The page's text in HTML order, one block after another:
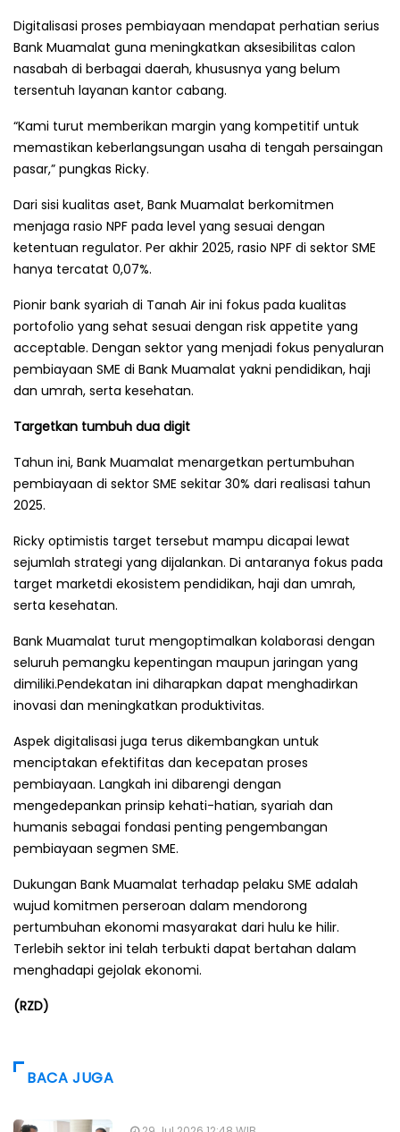
Digitalisasi proses pembiayaan mendapat perhatian serius
Bank Muamalat guna meningkatkan aksesibilitas calon
nasabah di berbagai daerah, khususnya yang belum
tersentuh layanan kantor cabang.
“Kami turut memberikan margin yang kompetitif untuk
memastikan keberlangsungan usaha di tengah persaingan
pasar,” pungkas Ricky.
Dari sisi kualitas aset, Bank Muamalat berkomitmen
menjaga rasio NPF pada level yang sesuai dengan
ketentuan regulator. Per akhir 2025, rasio NPF di sektor SME
hanya tercatat 0,07%.
Pionir bank syariah di Tanah Air ini fokus pada kualitas
portofolio yang sehat sesuai dengan risk appetite yang
acceptable. Dengan sektor yang menjadi fokus penyaluran
pembiayaan SME di Bank Muamalat yakni pendidikan, haji
dan umrah, serta kesehatan.
Targetkan tumbuh dua digit
Tahun ini, Bank Muamalat menargetkan pertumbuhan
pembiayaan di sektor SME sekitar 30% dari realisasi tahun
2025.
Ricky optimistis target tersebut mampu dicapai lewat
sejumlah strategi yang dijalankan. Di antaranya fokus pada
target marketdi ekosistem pendidikan, haji dan umrah,
serta kesehatan.
Bank Muamalat turut mengoptimalkan kolaborasi dengan
seluruh pemangku kepentingan maupun jaringan yang
dimiliki.Pendekatan ini diharapkan dapat menghadirkan
inovasi dan meningkatkan produktivitas.
Aspek digitalisasi juga terus dikembangkan untuk
menciptakan efektifitas dan kecepatan proses
pembiayaan. Langkah ini dibarengi dengan
mengedepankan prinsip kehati-hatian, syariah dan
humanis sebagai fondasi penting pengembangan
pembiayaan segmen SME.
Dukungan Bank Muamalat terhadap pelaku SME adalah
wujud komitmen perseroan dalam mendorong
pertumbuhan ekonomi masyarakat dari hulu ke hilir.
Terlebih sektor ini telah terbukti dapat bertahan dalam
menghadapi gejolak ekonomi.
(RZD)
BACA JUGA